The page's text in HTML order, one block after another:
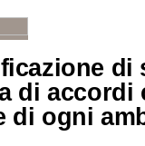
di accordi
ogni